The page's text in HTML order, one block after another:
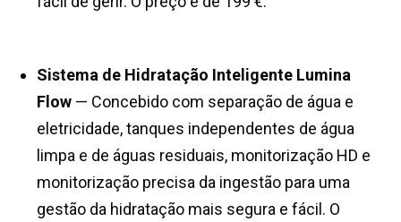
Sistema de Hidratação Inteligente Lumina
Flow — Concebido com separação de água e
eletricidade, tanques independentes de água
limpa e de águas residuais, monitorização HD e
monitorização precisa da ingestão para uma
gestão da hidratação mais segura e fácil. O